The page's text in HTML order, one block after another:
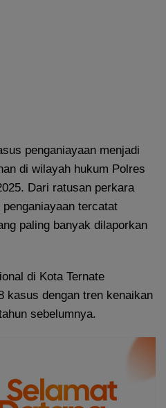
penganiayaan menjadi
di wilayah hukum Polres
Dari ratusan perkara
tercatat
paling banyak dilaporkan
di Kota Ternate
kasus dengan tren kenaikan
sebelumnya.